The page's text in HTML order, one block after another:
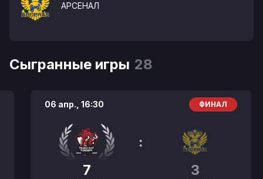
АРСЕНАЛ
Сыгранные игры 28
06 апр., 16:30 ФИНАЛ
7
:
3